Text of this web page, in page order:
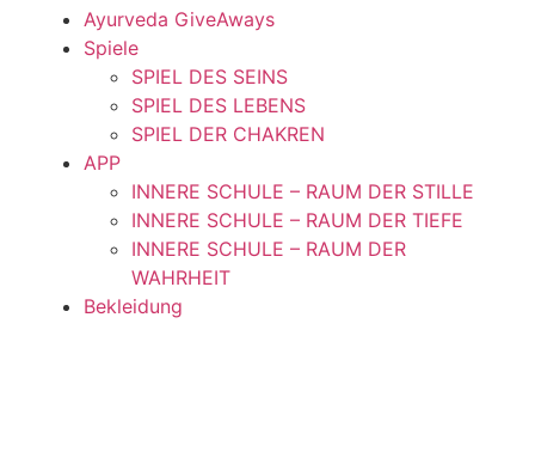
Ayurveda GiveAways
Spiele
SPIEL DES SEINS
SPIEL DES LEBENS
SPIEL DER CHAKREN
APP
INNERE SCHULE – RAUM DER STILLE
INNERE SCHULE – RAUM DER TIEFE
INNERE SCHULE – RAUM DER
WAHRHEIT
Bekleidung